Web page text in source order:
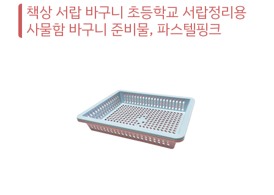
책상 서랍 바구니 초등학교 서랍정리용
사물함 바구니 준비물, 파스텔핑크